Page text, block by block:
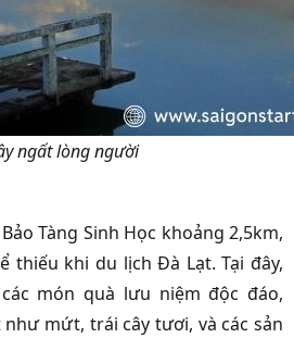
ngất lòng người
Tàng Sinh Học khoảng 2,5km,
thiếu khi du lịch Đà Lạt. Tại đây,
món quà lưu niệm độc đáo,
mứt, trái cây tươi, và các sản